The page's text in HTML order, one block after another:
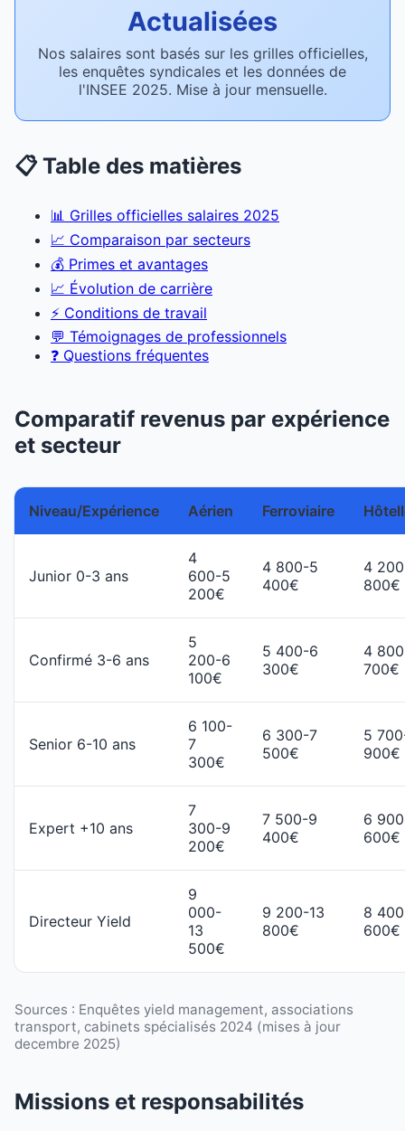
Actualisées
Nos salaires sont basés sur les grilles officielles,
les enquêtes syndicales et les données de
l'INSEE 2025. Mise à jour mensuelle.
📋 Table des matières
📊 Grilles officielles salaires 2025
📈 Comparaison par secteurs
💰 Primes et avantages
📈 Évolution de carrière
⚡ Conditions de travail
💬 Témoignages de professionnels
❓ Questions fréquentes
Comparatif revenus par expérience
et secteur
Niveau/Expérience Aérien Ferroviaire
Junior 0-3 ans
4
600-5
200€
4 800-5
400€
4
800€
Confirmé 3-6 ans
5
200-6
100€
5 400-6
300€
4
700€
Senior 6-10 ans
6 100-
7
300€
6 300-7
500€
5
900€
Expert +10 ans
7
300-9
200€
7 500-9
400€
6
600€
Directeur Yield
9
000-
13
500€
9 200-13
800€
8
600€
Sources : Enquêtes yield management, associations
transport, cabinets spécialisés 2024 (mises à jour
decembre 2025)
Missions et responsabilités